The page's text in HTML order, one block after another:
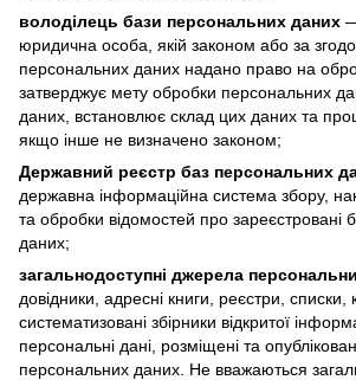
володілець бази персональних даних
юридична особа, якій законом або за
персональних даних надано право на
затверджує мету обробки персональних
даних, встановлює склад цих даних та
якщо інше не визначено законом;
Державний реєстр баз персональних
державна інформаційна система збору,
та обробки відомостей про зареєстровані
даних;
загальнодоступні джерела
довідники, адресні книги, реєстри, списки,
систематизовані збірники відкритої
персональні дані, розміщені та
персональних даних. Не вважаються